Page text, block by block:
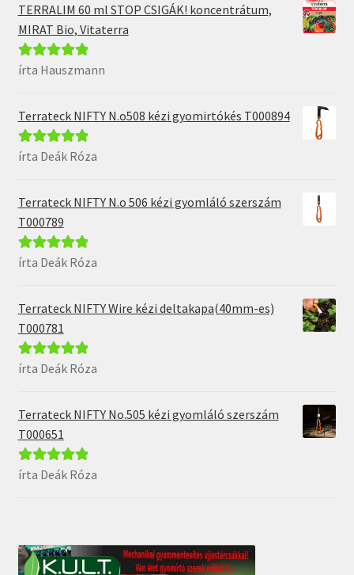
TERRALIM 60 ml STOP CSIGÁK! koncentrátum,
MIRAT Bio, Vitaterra
Értékelés:5/
írta Hauszmann
Terrateck NIFTY N.o508 kézi gyomirtókés T000894
Értékelés: 5/
írta Deák Róza
Terrateck NIFTY N.o 506 kézi gyomláló szerszám
T000789
Értékelés: 5/
írta Deák Róza
Terrateck NIFTY Wire kézi deltakapa(40mm-es)
T000781
Értékelés: 5/
írta Deák Róza
Terrateck NIFTY No.505 kézi gyomláló szerszám
T000651
Értékelés: 5/
írta Deák Róza